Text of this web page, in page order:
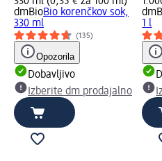
dmBioBio korenčkov sok,
330 ml
(135)
Opozorila
Dobavljivo
Izberite dm prodajalno
1 l